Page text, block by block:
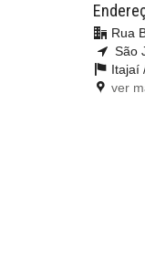
Rua
São
Itajaí
ver